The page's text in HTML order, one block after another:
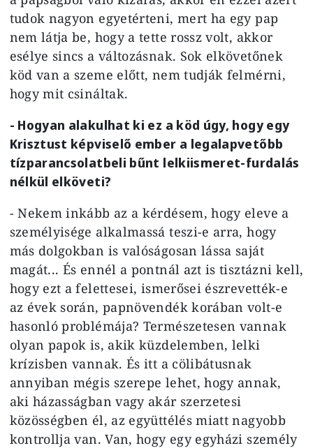
tudok nagyon egyetérteni, mert ha egy pap
nem látja be, hogy a tette rossz volt, akkor
esélye sincs a változásnak. Sok elkövetőnek
köd van a szeme előtt, nem tudják felmérni,
hogy mit csináltak.
- Hogyan alakulhat ki ez a köd úgy, hogy egy
Krisztust képviselő ember a legalapvetőbb
tízparancsolatbeli bűnt lelkiismeret-furdalás
nélkül elköveti?
- Nekem inkább az a kérdésem, hogy eleve a
személyisége alkalmassá teszi-e arra, hogy
más dolgokban is valóságosan lássa saját
magát... És ennél a pontnál azt is tisztázni kell,
hogy ezt a felettesei, ismerősei észrevették-e
az évek során, papnövendék korában volt-e
hasonló problémája? Természetesen vannak
olyan papok is, akik küzdelemben, lelki
krízisben vannak. És itt a cölibátusnak
annyiban mégis szerepe lehet, hogy annak,
aki házasságban vagy akár szerzetesi
közösségben él, az együttélés miatt nagyobb
kontrollja van. Van, hogy egy egyházi személy